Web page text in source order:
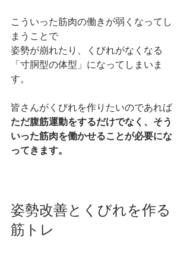
こういった筋肉の働きが弱くなってし
まうことで
姿勢が崩れたり、くびれがなくなる
「寸胴型の体型」になってしまいま
す。
皆さんがくびれを作りたいのであれば
ただ腹筋運動をするだけでなく、そう
いった筋肉を働かせることが必要にな
ってきます。
姿勢改善とくびれを作る
筋トレ